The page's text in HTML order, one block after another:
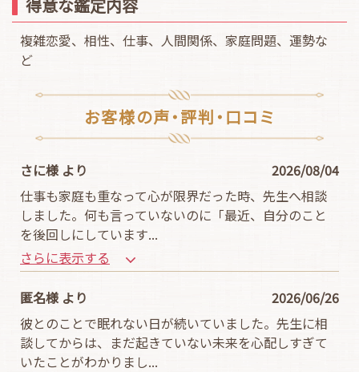
得意な鑑定内容
複雑恋愛、相性、仕事、人間関係、家庭問題、運勢な
ど
お客様の声・評判・口コミ
さに様 より
2026/08/04
仕事も家庭も重なって心が限界だった時、先生へ相談
しました。何も言っていないのに「最近、自分のこと
を後回しにしています...
さらに表示する
匿名様 より
2026/06/26
彼とのことで眠れない日が続いていました。先生に相
談してからは、まだ起きていない未来を心配しすぎて
いたことがわかりまし...